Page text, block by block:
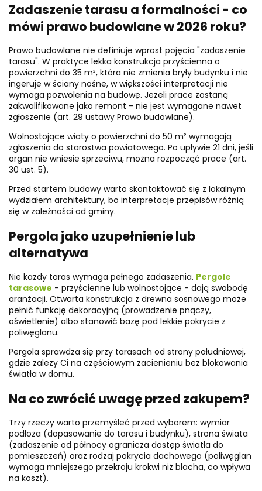
Zadaszenie tarasu a formalności - co
mówi prawo budowlane w 2026 roku?
Prawo budowlane nie definiuje wprost pojęcia "zadaszenie
tarasu". W praktyce lekka konstrukcja przyścienna o
powierzchni do 35 m², która nie zmienia bryły budynku i nie
ingeruje w ściany nośne, w większości interpretacji nie
wymaga pozwolenia na budowę. Jeżeli prace zostaną
zakwalifikowane jako remont - nie jest wymagane nawet
zgłoszenie (art. 29 ustawy Prawo budowlane).
Wolnostojące wiaty o powierzchni do 50 m² wymagają
zgłoszenia do starostwa powiatowego. Po upływie 21 dni, jeśli
organ nie wniesie sprzeciwu, można rozpocząć prace (art.
30 ust. 5).
Przed startem budowy warto skontaktować się z lokalnym
wydziałem architektury, bo interpretacje przepisów różnią
się w zależności od gminy.
Pergola jako uzupełnienie lub
alternatywa
Nie każdy taras wymaga pełnego zadaszenia. Pergole
tarasowe - przyścienne lub wolnostojące - dają swobodę
aranżacji. Otwarta konstrukcja z drewna sosnowego może
pełnić funkcję dekoracyjną (prowadzenie pnączy,
oświetlenie) albo stanowić bazę pod lekkie pokrycie z
poliwęglanu.
Pergola sprawdza się przy tarasach od strony południowej,
gdzie zależy Ci na częściowym zacienieniu bez blokowania
światła w domu.
Na co zwrócić uwagę przed zakupem?
Trzy rzeczy warto przemyśleć przed wyborem: wymiar
podłoża (dopasowanie do tarasu i budynku), strona świata
(zadaszenie od północy ogranicza dostęp światła do
pomieszczeń) oraz rodzaj pokrycia dachowego (poliwęglan
wymaga mniejszego przekroju krokwi niż blacha, co wpływa
na koszt).